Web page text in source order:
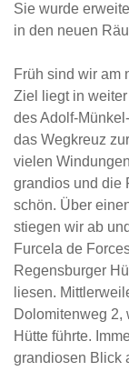
Sie wurde
in den neuen
Früh sind wir am
Ziel liegt in
des Adolf-
das Wegkreuz
vielen
grandios und die
schön. Über
stiegen wir ab
Furcela de
Regensburger
liesen.
Dolomitenweg 2,
Hütte führte.
grandiosen Blick